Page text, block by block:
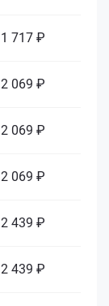
1 717 ₽
2 069 ₽
2 069 ₽
2 069 ₽
2 439 ₽
2 439 ₽